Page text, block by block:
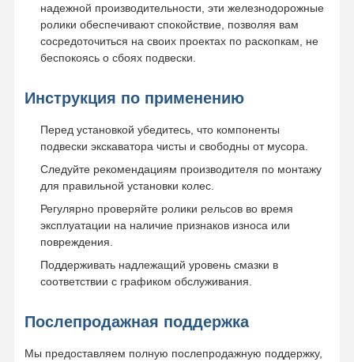
надежной производительности, эти железнодорожные
ролики обеспечивают спокойствие, позволяя вам
сосредоточиться на своих проектах по раскопкам, не
беспокоясь о сбоях подвески.
Инструкция по применению
Перед установкой убедитесь, что компоненты
подвески экскаватора чисты и свободны от мусора.
Следуйте рекомендациям производителя по монтажу
для правильной установки колес.
Регулярно проверяйте ролики рельсов во время
эксплуатации на наличие признаков износа или
повреждения.
Поддерживать надлежащий уровень смазки в
соответствии с графиком обслуживания.
Послепродажная поддержка
Мы предоставляем полную послепродажную поддержку,